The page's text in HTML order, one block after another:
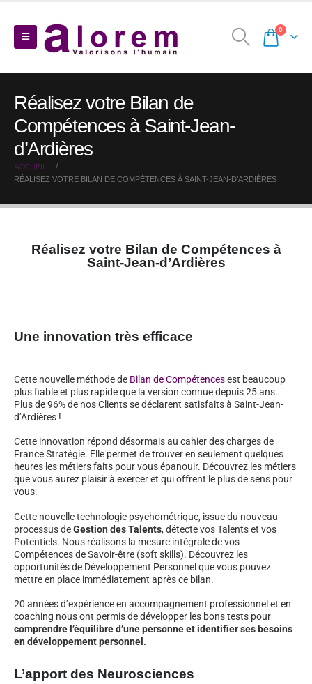
0
Réalisez votre Bilan de
Compétences à Saint-Jean-
d’Ardières
ACCUEIL
RÉALISEZ VOTRE BILAN DE COMPÉTENCES À SAINT-JEAN-D’ARDIÈRES
Réalisez votre Bilan de Compétences à
Saint-Jean-d’Ardières
Une innovation très efficace
Cette nouvelle méthode de Bilan de Compétencesest beaucoup
plus fiable et plus rapide que la version connue depuis 25 ans.
Plus de 96% de nos Clients se déclarent satisfaits à Saint-Jean-
d’Ardières !
Cette innovation répond désormais au cahier des charges de
France Stratégie. Elle permet de trouver en seulement quelques
heures les métiers faits pour vous épanouir. Découvrez les métiers
que vous aurez plaisir à exercer et qui offrent le plus de sens pour
vous.
Cette nouvelle technologie psychométrique, issue du nouveau
processus deGestion des Talents, détecte vos Talents et vos
Potentiels. Nous réalisons la mesure intégrale de vos
Compétences de Savoir-être (soft skills). Découvrez les
opportunités de Développement Personnel que vous pouvez
mettre en place immédiatement après ce bilan.
20 années d’expérience en accompagnement professionnel et en
coaching nous ont permis de développer les bons tests pour
comprendre l’équilibre d’une personne et identifier ses besoins
en développement personnel.
L’apport des Neurosciences